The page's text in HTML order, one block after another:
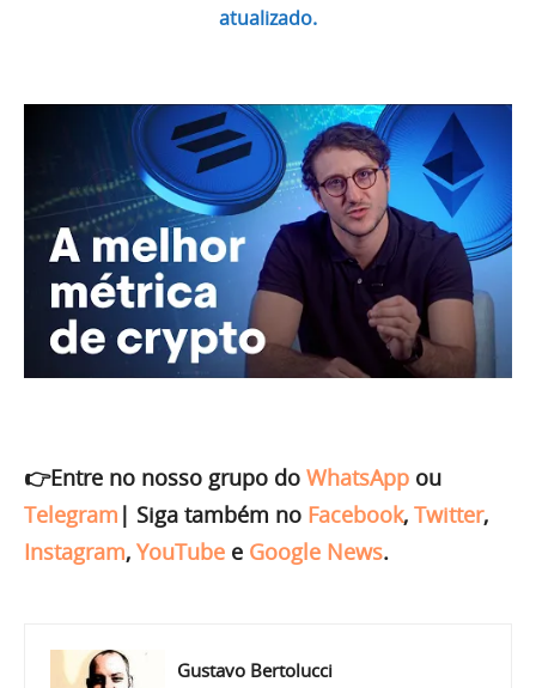
atualizado.
👉Entre no nosso grupo do WhatsApp ou
Telegram | Siga também no Facebook, Twitter,
Instagram, YouTube e Google News.
Gustavo Bertolucci